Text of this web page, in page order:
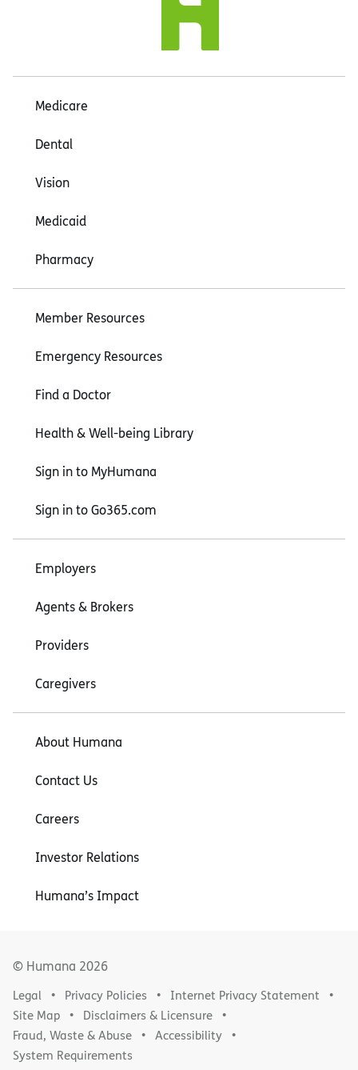
Medicare
Dental
Vision
Medicaid
Pharmacy
Member Resources
Emergency Resources
Find a Doctor
Health & Well-being Library
Sign in to MyHumana
Sign in to Go365.com
Employers
Agents & Brokers
Providers
Caregivers
About Humana
Contact Us
Careers
Investor Relations
Humana’s Impact
© Humana 2026
Legal Privacy Policies
Internet Privacy Statement
Site Map
Disclaimers & Licensure
Fraud, Waste & Abuse
Accessibility
System Requirements